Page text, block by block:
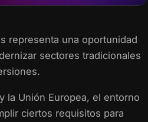
representa una oportunidad
sectores tradicionales
la Unión Europea, el entorno
ciertos requisitos para